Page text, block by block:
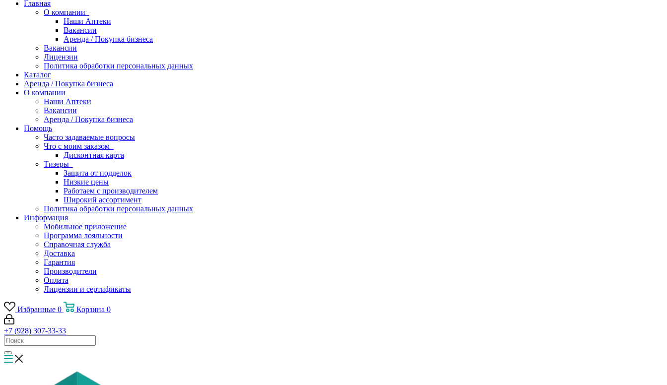
Главная
О компании
Наши Аптеки
Вакансии
Аренда / Покупка бизнеса
Вакансии
Лицензии
Политика обработки персональных данных
Каталог
Аренда / Покупка бизнеса
О компании
Наши Аптеки
Вакансии
Аренда / Покупка бизнеса
Помощь
Часто задаваемые вопросы
Что с моим заказом
Дисконтная карта
Тизеры
Защита от подделок
Низкие цены
Работаем с производителем
Широкий ассортимент
Политика обработки персональных данных
Информация
Мобильное приложение
Программа лояльности
Справочная служба
Доставка
Гарантия
Производители
Оплата
Лицензии и сертификаты
Избранные 0 Корзина 0
+7 (928) 307-33-33